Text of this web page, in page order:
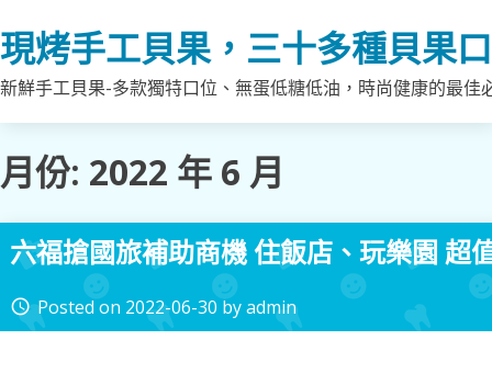
to
content
現烤手工貝果，三十多種貝果
新鮮手工貝果-多款獨特口位、無蛋低糖低油，時尚健康的最
月份: 2022 年 6 月
六福搶國旅補助商機 住飯店、玩樂園 超
access_time Posted on 2022-06-30 byadmin